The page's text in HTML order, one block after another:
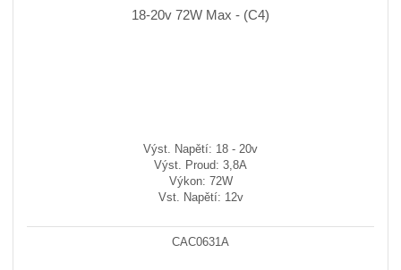
Výst. Napětí: 18 - 20v
Výst. Proud: 3,8A
Výkon: 72W
Vst. Napětí: 12v
CAC0631A